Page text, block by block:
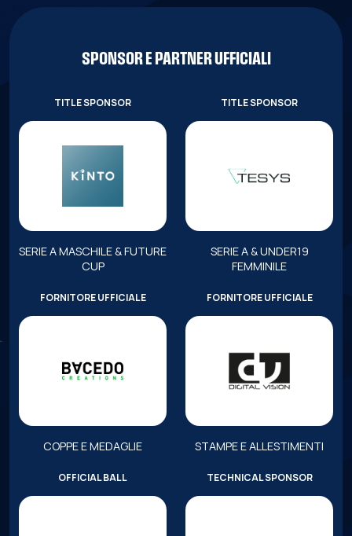
SPONSOR E PARTNER UFFICIALI
TITLE SPONSOR
SERIE A MASCHILE & FUTURE
CUP
TITLE SPONSOR
SERIE A & UNDER19
FEMMINILE
FORNITORE UFFICIALE
COPPE E MEDAGLIE
FORNITORE UFFICIALE
STAMPE E ALLESTIMENTI
OFFICIAL BALL TECHNICAL SPONSOR